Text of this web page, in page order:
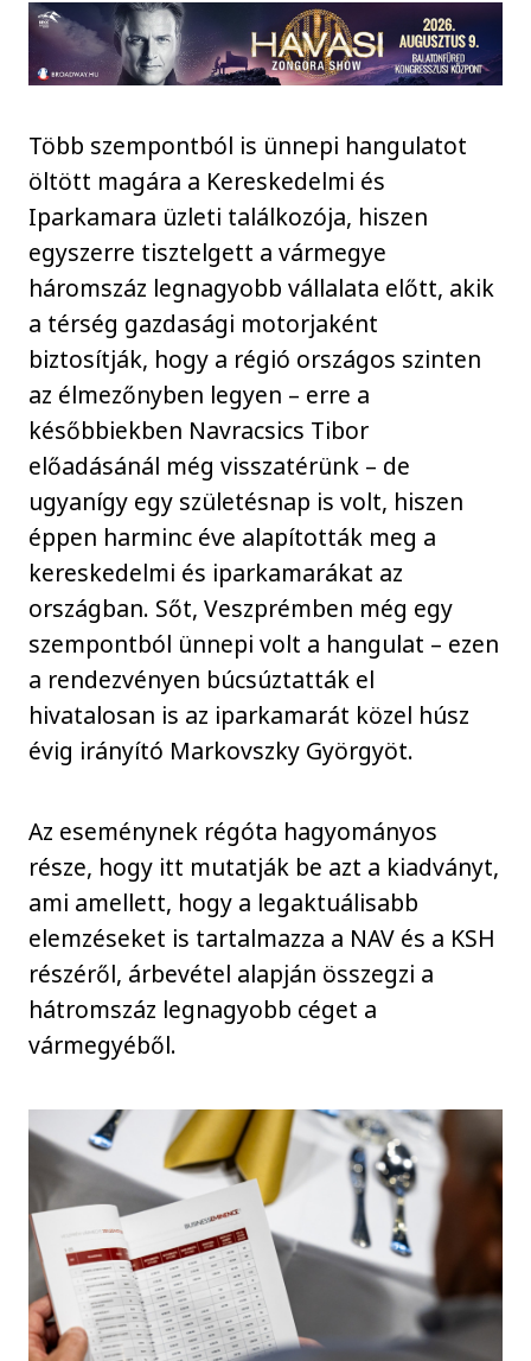
Több szempontból is ünnepi hangulatot
öltött magára a Kereskedelmi és
Iparkamara üzleti találkozója, hiszen
egyszerre tisztelgett a vármegye
háromszáz legnagyobb vállalata előtt, akik
a térség gazdasági motorjaként
biztosítják, hogy a régió országos szinten
az élmezőnyben legyen – erre a
későbbiekben Navracsics Tibor
előadásánál még visszatérünk – de
ugyanígy egy születésnap is volt, hiszen
éppen harminc éve alapították meg a
kereskedelmi és iparkamarákat az
országban. Sőt, Veszprémben még egy
szempontból ünnepi volt a hangulat – ezen
a rendezvényen búcsúztatták el
hivatalosan is az iparkamarát közel húsz
évig irányító Markovszky Györgyöt.
Az eseménynek régóta hagyományos
része, hogy itt mutatják be azt a kiadványt,
ami amellett, hogy a legaktuálisabb
elemzéseket is tartalmazza a NAV és a KSH
részéről, árbevétel alapján összegzi a
hátromszáz legnagyobb céget a
vármegyéből.